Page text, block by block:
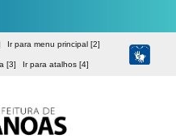
Ir para menu principal [2]
[3] Ir para atalhos [4]